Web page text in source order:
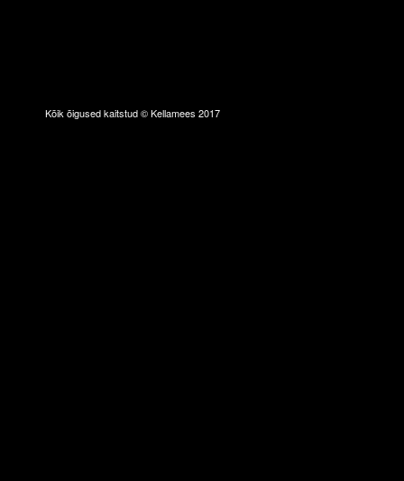
Kõik õigused kaitstud © Kellamees 2017